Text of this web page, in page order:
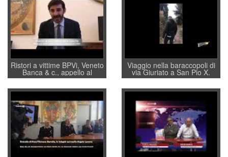
Ristori a vittime BPVi, Veneto
Banca & c., appello al
sottosegretario Alessio
Villarosa: per mettere ordine
convochi con Di Maio CNCU
a supporto della cabina di
regia al Mef
Viaggio nella baraccopoli di
via Giuriato a San Pio X.
Vicenza ai Vicentini: “faremo
un regalo di Natale ai
residenti”